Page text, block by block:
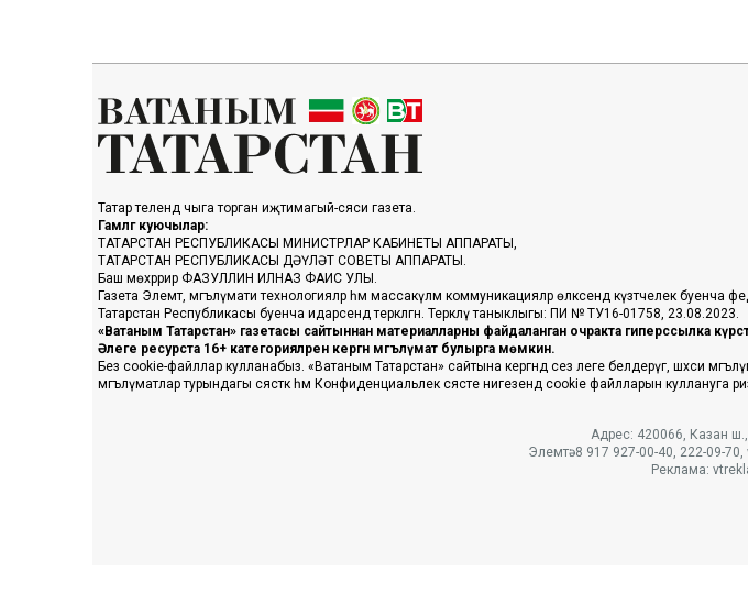
Татар телендә чыга торган иҗтимагый-сәяси газета.
Гамәлгә куючылар:
ТАТАРСТАН РЕСПУБЛИКАСЫ МИНИСТРЛАР КАБИНЕТЫ АППАРАТЫ,
ТАТАРСТАН РЕСПУБЛИКАСЫ ДӘҮЛӘТ СОВЕТЫ АППАРАТЫ.
Баш мөхәррир ФАЗУЛЛИН ИЛНАЗ ФАИС УЛЫ.
Газета Элемтә, мәгълүмати технологияләр һәм массакүләм коммуникацияләр өлкәсендә күзәтчелек буенча
Татарстан Республикасы буенча идарәсендә теркәлгән. Теркәлү таныклыгы: ПИ № ТУ16-01758, 23.08.2023.
«Ватаным Татарстан» газетасы сайтыннан материалларны файдаланган очракта гиперссылка
Әлеге ресурста 16+ категорияләренә кергән мәгълүмат булырга мөмкин.
Без cookie-файллар кулланабыз. «Ватаным Татарстан» сайтына кергәндә сез әлеге белдерүгә, шәхси
мәгълүматлар турындагы сәясәткә һәм Конфиденциальлек сәясәте нигезендә cookie файлларын куллануга
Адрес: 420066, Казан ш.,
Элемтә: 8 917 927-00-40, 222-09-
Реклама: